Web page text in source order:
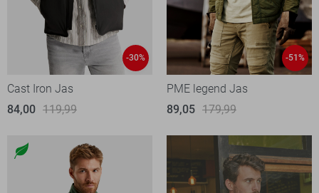
-30%
Cast Iron Jas
84,00 119,99
-51%
PME legend Jas
89,05 179,99